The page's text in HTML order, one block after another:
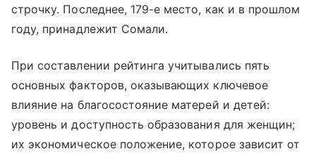
строчку. Последнее, 179-е место, как и в прошлом
году, принадлежит Сомали.
При составлении рейтинга учитывались пять
основных факторов, оказывающих ключевое
влияние на благосостояние матерей и детей:
уровень и доступность образования для женщин;
их экономическое положение, которое зависит от